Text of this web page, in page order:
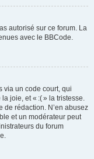
autorisé sur ce forum. La
avec le BBCode.
via un code court, qui
joie, et « :( » la tristesse.
de rédaction. N’en abusez
et un modérateur peut
du forum